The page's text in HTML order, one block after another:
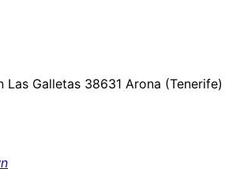
Las Galletas 38631 Arona (Tenerife)